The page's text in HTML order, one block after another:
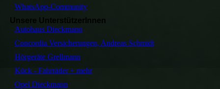
WhatsApp-Community
Unsere UnterstützerInnen
Autohaus Dieckmann
Concordia Versicherungen, Andreas Schmidt
Hörgeräte Grellmann
Kück - Fahrräder + mehr
Opel Dieckmann